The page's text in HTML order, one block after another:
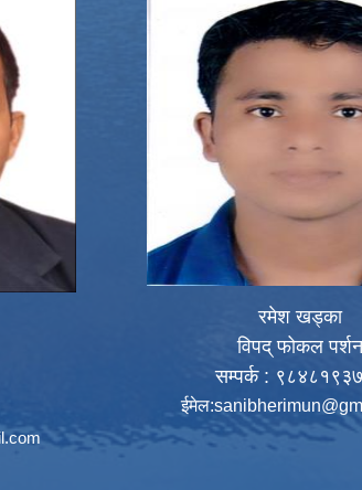
रमेश खड्का
विपद् फोकल पर्शन
सम्पर्क :
ईमेल: